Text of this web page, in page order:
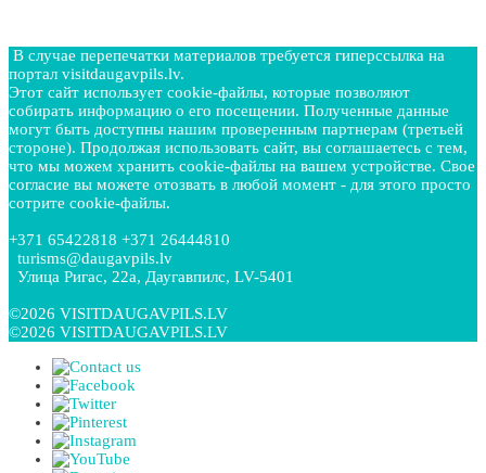
В случае перепечатки материалов требуется гиперссылка на
портал visitdaugavpils.lv.
Этот сайт использует cookie-файлы, которые позволяют
собирать информацию о его посещении. Полученные данные
могут быть доступны нашим проверенным партнерам (третьей
стороне). Продолжая использовать сайт, вы соглашаетесь с тем,
что мы можем хранить cookie-файлы на вашем устройстве. Свое
согласие вы можете отозвать в любой момент - для этого просто
сотрите cookie-файлы.
+371 65422818 +371 26444810
turisms@daugavpils.lv
Улица Ригас, 22a, Даугавпилс, LV-5401
©2026 VISITDAUGAVPILS.LV
©2026 VISITDAUGAVPILS.LV